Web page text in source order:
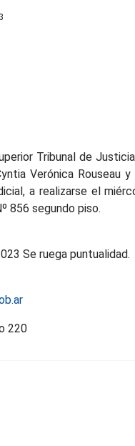
Tribunal de
Verónica
a realizarse el
856 segundo piso.
Se ruega puntualidad.
220